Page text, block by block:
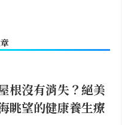
根沒有消失？絕美
眺望的健康養生療